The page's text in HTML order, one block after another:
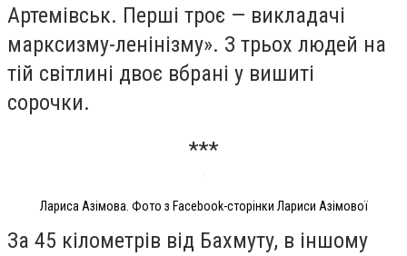
Артемівськ. Перші троє — викладачі
марксизму-ленінізму». З трьох людей на
тій світлині двоє вбрані у вишиті
сорочки.
***
Лариса Азімова. Фото з Facebook-сторінки Лариси Азімової
За 45 кілометрів від Бахмуту, в іншому